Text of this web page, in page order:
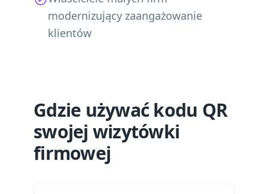
modernizujący zaangażowanie
klientów
Gdzie używać kodu QR
swojej wizytówki
firmowej